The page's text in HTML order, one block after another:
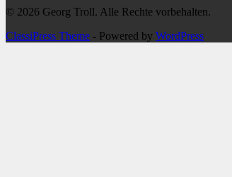
© 2026 Georg Troll. Alle Rechte vorbehalten.
ClassiPress Theme - Powered by WordPress